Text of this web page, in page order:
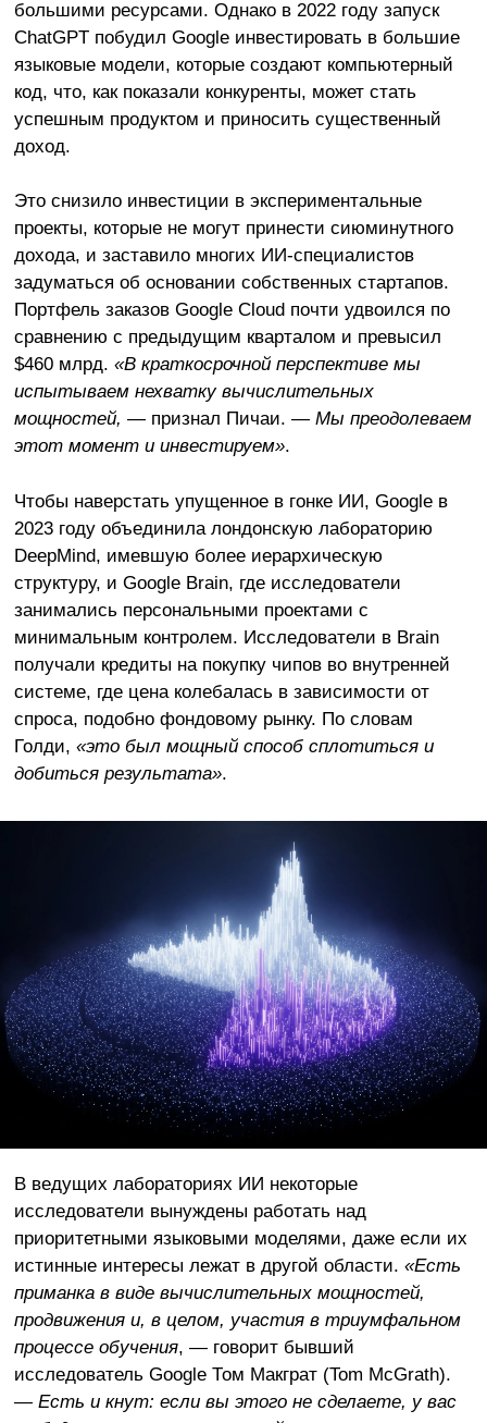
большими ресурсами. Однако в 2022 году запуск
ChatGPT побудил Google инвестировать в большие
языковые модели, которые создают компьютерный
код, что, как показали конкуренты, может стать
успешным продуктом и приносить существенный
доход.
Это снизило инвестиции в экспериментальные
проекты, которые не могут принести сиюминутного
дохода, и заставило многих ИИ-специалистов
задуматься об основании собственных стартапов.
Портфель заказов Google Cloud почти удвоился по
сравнению с предыдущим кварталом и превысил
$460 млрд. «В краткосрочной перспективе мы
испытываем нехватку вычислительных
мощностей, — признал Пичаи. — Мы преодолеваем
этот момент и инвестируем».
Чтобы наверстать упущенное в гонке ИИ, Google в
2023 году объединила лондонскую лабораторию
DeepMind, имевшую более иерархическую
структуру, и Google Brain, где исследователи
занимались персональными проектами с
минимальным контролем. Исследователи в Brain
получали кредиты на покупку чипов во внутренней
системе, где цена колебалась в зависимости от
спроса, подобно фондовому рынку. По словам
Голди, «это был мощный способ сплотиться и
добиться результата».
В ведущих лабораториях ИИ некоторые
исследователи вынуждены работать над
приоритетными языковыми моделями, даже если их
истинные интересы лежат в другой области. «Есть
приманка в виде вычислительных мощностей,
продвижения и, в целом, участия в триумфальном
процессе обучения, — говорит бывший
исследователь Google Том Макграт (Tom McGrath).
— Есть и кнут: если вы этого не сделаете, у вас